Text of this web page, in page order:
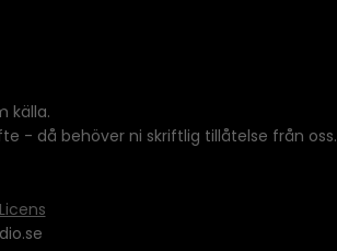
o
källa.
- då behöver ni skriftlig tillåtelse från oss.